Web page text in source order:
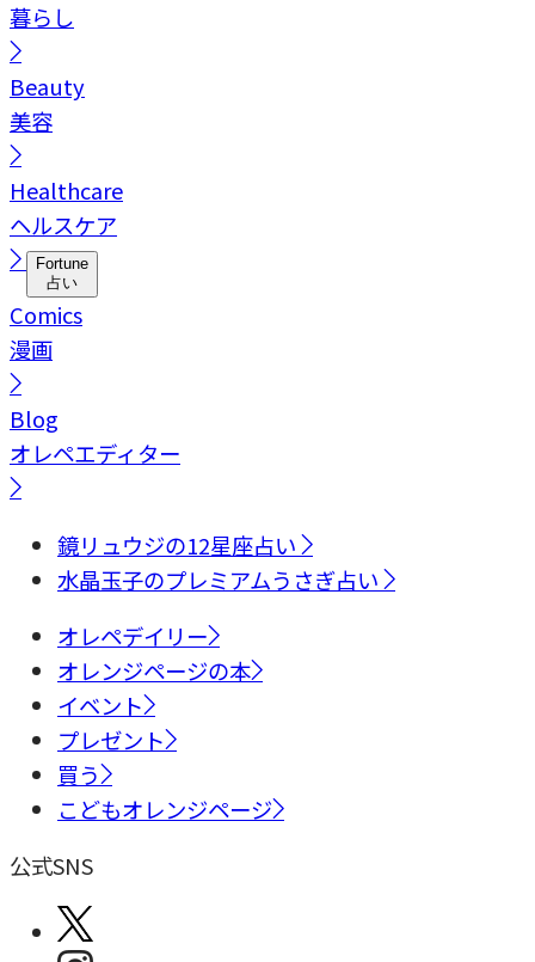
暮らし
Beauty
美容
Healthcare
ヘルスケア
Fortune
占い
Comics
漫画
Blog
オレペエディター
鏡リュウジの12星座占い
水晶玉子のプレミアムうさぎ占い
オレペデイリー
オレンジページの本
イベント
プレゼント
買う
こどもオレンジページ
公式SNS